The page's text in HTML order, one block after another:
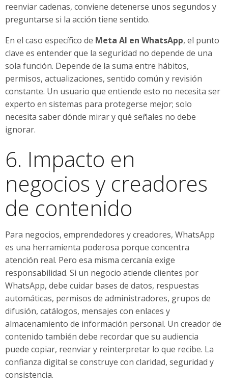
reenviar cadenas, conviene detenerse unos segundos y
preguntarse si la acción tiene sentido.
En el caso específico de Meta AI en WhatsApp, el punto
clave es entender que la seguridad no depende de una
sola función. Depende de la suma entre hábitos,
permisos, actualizaciones, sentido común y revisión
constante. Un usuario que entiende esto no necesita ser
experto en sistemas para protegerse mejor; solo
necesita saber dónde mirar y qué señales no debe
ignorar.
6. Impacto en
negocios y creadores
de contenido
Para negocios, emprendedores y creadores, WhatsApp
es una herramienta poderosa porque concentra
atención real. Pero esa misma cercanía exige
responsabilidad. Si un negocio atiende clientes por
WhatsApp, debe cuidar bases de datos, respuestas
automáticas, permisos de administradores, grupos de
difusión, catálogos, mensajes con enlaces y
almacenamiento de información personal. Un creador de
contenido también debe recordar que su audiencia
puede copiar, reenviar y reinterpretar lo que recibe. La
confianza digital se construye con claridad, seguridad y
consistencia.